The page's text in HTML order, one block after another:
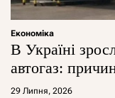
Економіка
В Україні
автогаз:
29 Липня, 2026